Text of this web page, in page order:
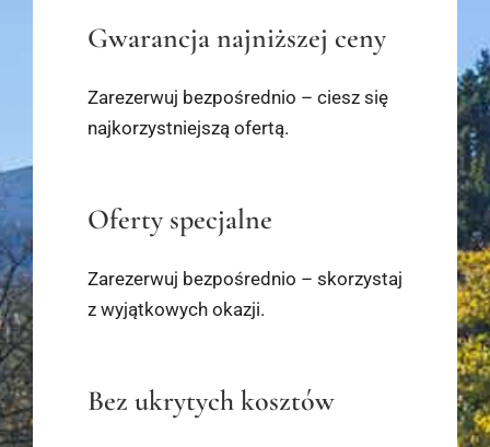
Gwarancja najniższej ceny
Zarezerwuj bezpośrednio – ciesz się
najkorzystniejszą ofertą.
Oferty specjalne
Zarezerwuj bezpośrednio – skorzystaj
z wyjątkowych okazji.
Bez ukrytych kosztów